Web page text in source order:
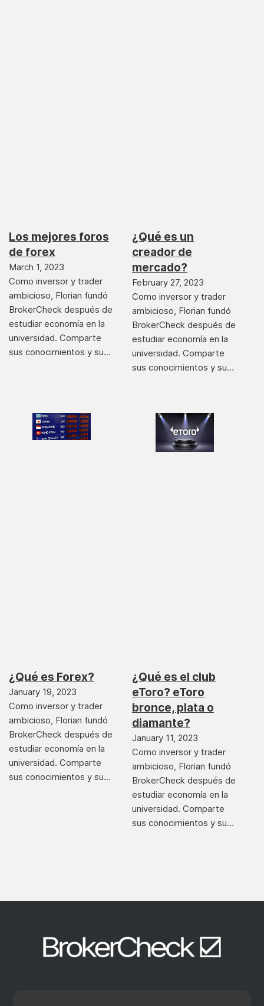
Los mejores foros
de forex
March 1, 2023
Como inversor y trader
ambicioso, Florian fundó
BrokerCheck después de
estudiar economía en la
universidad. Comparte
sus conocimientos y su…
¿Qué es un
creador de
mercado?
February 27, 2023
Como inversor y trader
ambicioso, Florian fundó
BrokerCheck después de
estudiar economía en la
universidad. Comparte
sus conocimientos y su…
¿Qué es Forex?
January 19, 2023
Como inversor y trader
ambicioso, Florian fundó
BrokerCheck después de
estudiar economía en la
universidad. Comparte
sus conocimientos y su…
¿Qué es el club
eToro? eToro
bronce, plata o
diamante?
January 11, 2023
Como inversor y trader
ambicioso, Florian fundó
BrokerCheck después de
estudiar economía en la
universidad. Comparte
sus conocimientos y su…